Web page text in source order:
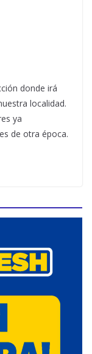
donde irá
localidad.
ya
de otra época.